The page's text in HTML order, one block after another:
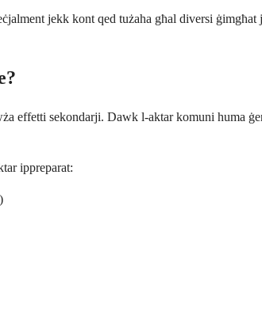
jekk kont qed tużaha għal diversi
effetti sekondarji. Dawk l-aktar komuni huma
ippreparat: